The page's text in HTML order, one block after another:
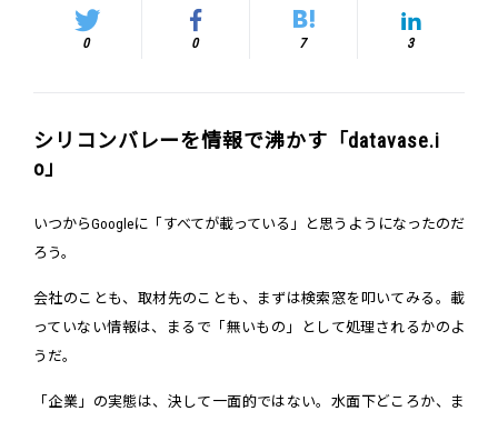
0 0 7 3
シリコンバレーを情報で沸かす「datavase.i
o」
いつからGoogleに「すべてが載っている」と思うようになったのだ
ろう。
会社のことも、取材先のことも、まずは検索窓を叩いてみる。載
っていない情報は、まるで「無いもの」として処理されるかのよ
うだ。
「企業」の実態は、決して一面的ではない。水面下どころか、ま